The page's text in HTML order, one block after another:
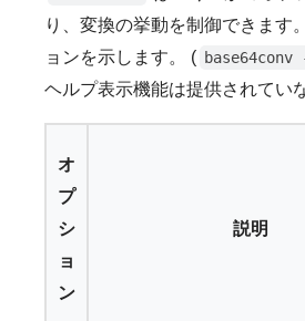
り、変換の挙動を制御できます
ョンを示します。 (
ヘルプ表示機能は提供されてい
オ
プ
シ
ョ
ン
説明